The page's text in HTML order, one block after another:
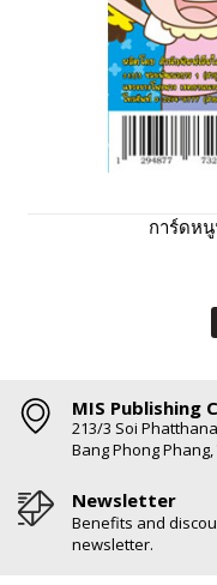
การ์ดห
MIS Publishing
213/3 Soi
Bang Phong
Newsletter
Benefits and
newsletter.